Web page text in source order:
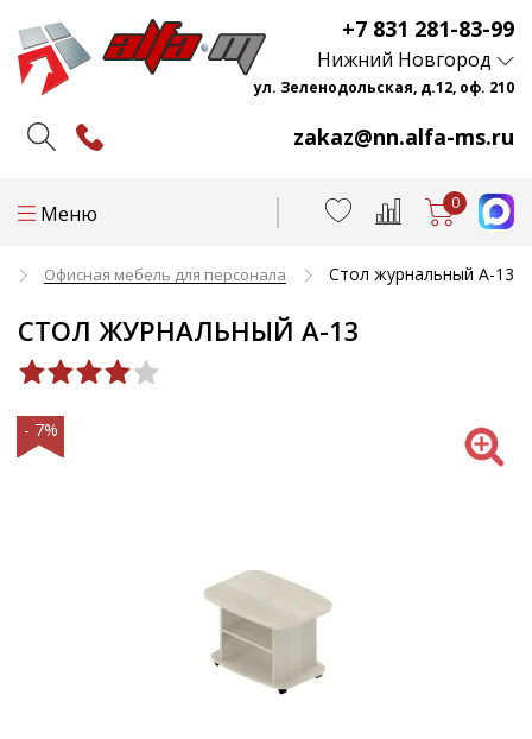
+7 831 281-83-99
zakaz@nn.alfa-ms.ru
Нижний Новгород
ул. Зеленодольская, д.12, оф. 210
Меню 0
Офисная мебель для персонала Стол журнальный А-13
СТОЛ ЖУРНАЛЬНЫЙ А-13
- 7%